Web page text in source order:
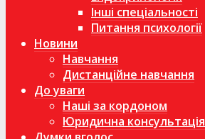
Інші спеціальності
Питання психології
Новини
Навчання
Дистанційне навчання
До уваги
Наші за кордоном
Юридична консультація